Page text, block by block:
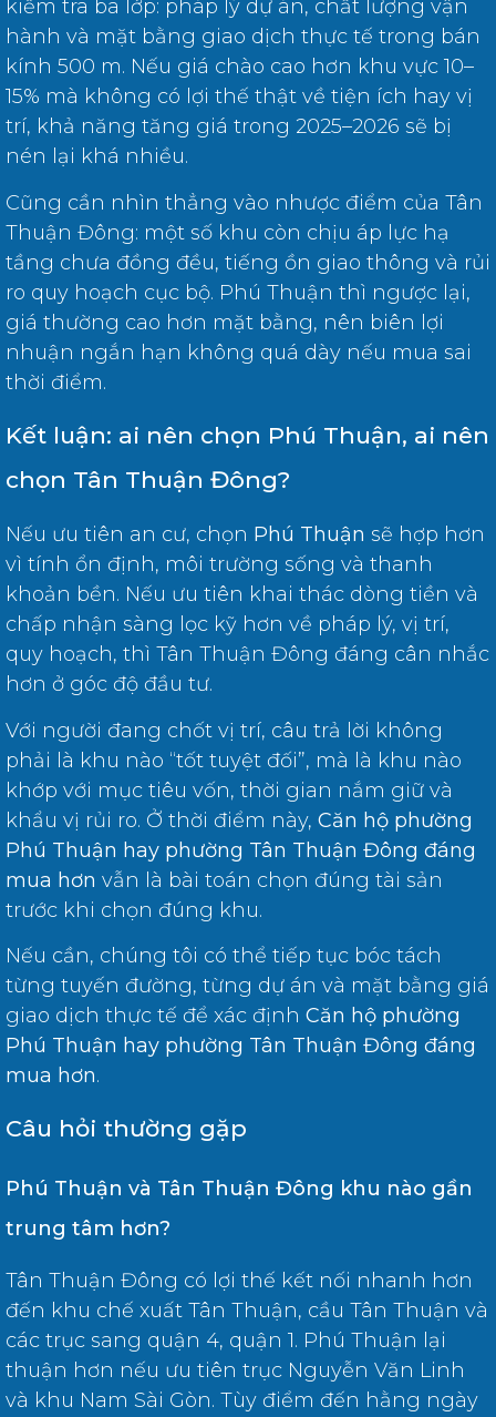
kiểm tra ba lớp: pháp lý dự án, chất lượng vận
hành và mặt bằng giao dịch thực tế trong bán
kính 500 m. Nếu giá chào cao hơn khu vực 10–
15% mà không có lợi thế thật về tiện ích hay vị
trí, khả năng tăng giá trong 2025–2026 sẽ bị
nén lại khá nhiều.
Cũng cần nhìn thẳng vào nhược điểm của Tân
Thuận Đông: một số khu còn chịu áp lực hạ
tầng chưa đồng đều, tiếng ồn giao thông và rủi
ro quy hoạch cục bộ. Phú Thuận thì ngược lại,
giá thường cao hơn mặt bằng, nên biên lợi
nhuận ngắn hạn không quá dày nếu mua sai
thời điểm.
Kết luận: ai nên chọn Phú Thuận, ai nên
chọn Tân Thuận Đông?
Nếu ưu tiên an cư, chọn Phú Thuận sẽ hợp hơn
vì tính ổn định, môi trường sống và thanh
khoản bền. Nếu ưu tiên khai thác dòng tiền và
chấp nhận sàng lọc kỹ hơn về pháp lý, vị trí,
quy hoạch, thì Tân Thuận Đông đáng cân nhắc
hơn ở góc độ đầu tư.
Với người đang chốt vị trí, câu trả lời không
phải là khu nào “tốt tuyệt đối”, mà là khu nào
khớp với mục tiêu vốn, thời gian nắm giữ và
khẩu vị rủi ro. Ở thời điểm này, Căn hộ phường
Phú Thuận hay phường Tân Thuận Đông đáng
mua hơn vẫn là bài toán chọn đúng tài sản
trước khi chọn đúng khu.
Nếu cần, chúng tôi có thể tiếp tục bóc tách
từng tuyến đường, từng dự án và mặt bằng giá
giao dịch thực tế để xác định Căn hộ phường
Phú Thuận hay phường Tân Thuận Đông đáng
mua hơn.
Câu hỏi thường gặp
Phú Thuận và Tân Thuận Đông khu nào gần
trung tâm hơn?
Tân Thuận Đông có lợi thế kết nối nhanh hơn
đến khu chế xuất Tân Thuận, cầu Tân Thuận và
các trục sang quận 4, quận 1. Phú Thuận lại
thuận hơn nếu ưu tiên trục Nguyễn Văn Linh
và khu Nam Sài Gòn. Tùy điểm đến hằng ngày